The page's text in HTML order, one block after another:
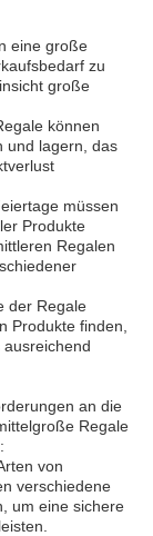
eine große
zu
große
können
und lagern, das
müssen
Produkte
Regalen
der Regale
Produkte finden,
an die
Regale
von
verschiedene
um eine sichere